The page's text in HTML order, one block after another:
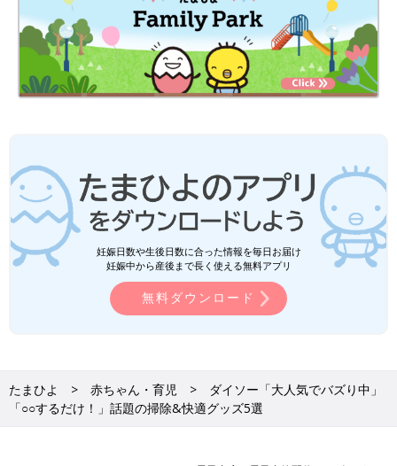
妊娠日数や生後日数に合った情報を毎日お届け
妊娠中から産後まで長く使える無料アプリ
無料ダウンロード
たまひよ 赤ちゃん・育児
ダイソー「大人気でバズり中」
「○○するだけ！」話題の掃除&快適グッズ5選